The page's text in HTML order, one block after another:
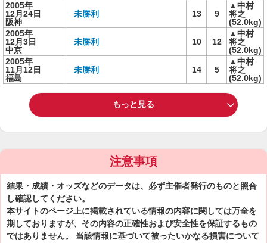
2005年
12月24日
阪神
未勝利 13 9
▲中村
将之
(52.0kg)
2005年
12月3日
中京
未勝利 10 12
▲中村
将之
(52.0kg)
2005年
11月12日
福島
未勝利 14 5
▲中村
将之
(52.0kg)
もっと見る
注意事項
結果・成績・オッズなどのデータは、必ず主催者発行のものと照合
し確認してください。
本サイトのページ上に掲載されている情報の内容に関しては万全を
期しておりますが、その内容の正確性および安全性を保証するもの
ではありません。 当該情報に基づいて被ったいかなる損害について